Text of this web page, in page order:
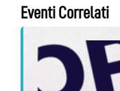
Eventi Correlati